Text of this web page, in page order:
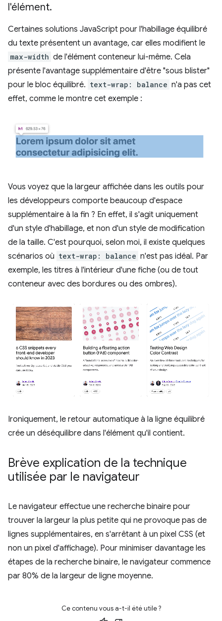
l'élément.
Certaines solutions JavaScript pour l'habillage équilibré
du texte présentent un avantage, car elles modifient le
max-width de l'élément conteneur lui-même. Cela
présente l'avantage supplémentaire d'être "sous blister"
pour le bloc équilibré. text-wrap: balance n'a pas cet
effet, comme le montre cet exemple :
Vous voyez que la largeur affichée dans les outils pour
les développeurs comporte beaucoup d'espace
supplémentaire à la fin ? En effet, il s'agit uniquement
d'un style d'habillage, et non d'un style de modification
de la taille. C'est pourquoi, selon moi, il existe quelques
scénarios où text-wrap: balance n'est pas idéal. Par
exemple, les titres à l'intérieur d'une fiche (ou de tout
conteneur avec des bordures ou des ombres).
Ironiquement, le retour automatique à la ligne équilibré
crée un déséquilibre dans l'élément qu'il contient.
Brève explication de la technique
utilisée par le navigateur
Le navigateur effectue une recherche binaire pour
trouver la largeur la plus petite qui ne provoque pas de
lignes supplémentaires, en s'arrêtant à un pixel CSS (et
non un pixel d'affichage). Pour minimiser davantage les
étapes de la recherche binaire, le navigateur commence
par 80% de la largeur de ligne moyenne.
Ce contenu vous a-t-il été utile ?